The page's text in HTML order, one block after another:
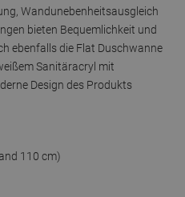
Wandunebenheitsausgleich
bieten Bequemlichkeit und
ebenfalls die Flat Duschwanne
Sanitäracryl mit
Design des Produkts
110 cm)